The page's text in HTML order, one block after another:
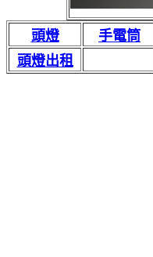
頭燈 手電筒
頭燈出租